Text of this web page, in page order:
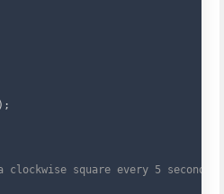
) ;
clockwise square every 5 seconds